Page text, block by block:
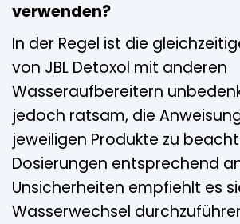
verwenden?
In der Regel ist die
von JBL Detoxol mit anderen
Wasseraufbereitern
jedoch ratsam, die
jeweiligen Produkte zu
Dosierungen entsprechend
Unsicherheiten empfiehlt es
Wasserwechsel